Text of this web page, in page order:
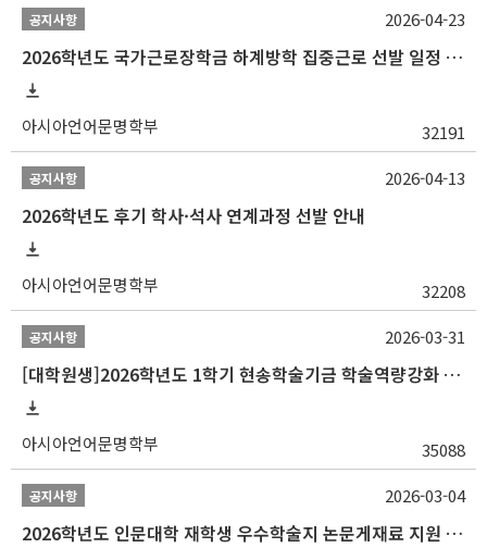
공지사항
2026학년도 국가근로장학금 하계방학 집중근로 선발 일정 안내
아시아언어문명학부 32191
2026-04-23
공지사항
2026학년도 후기 학사·석사 연계과정 선발 안내
아시아언어문명학부 32208
2026-04-13
공지사항
[대학원생]2026학년도 1학기 현송학술기금 학술역량강화 사업 안내
아시아언어문명학부 35088
2026-03-31
공지사항
2026학년도 인문대학 재학생 우수학술지 논문게재료 지원 안내
2026-03-04